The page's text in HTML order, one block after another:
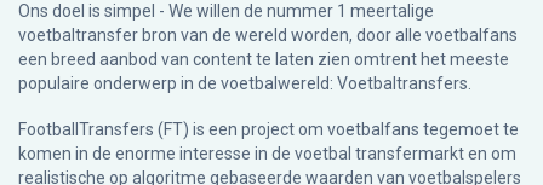
Ons doel is simpel - We willen de nummer 1 meertalige
voetbaltransfer bron van de wereld worden, door alle voetbalfans
een breed aanbod van content te laten zien omtrent het meeste
populaire onderwerp in de voetbalwereld: Voetbaltransfers.
FootballTransfers (FT) is een project om voetbalfans tegemoet te
komen in de enorme interesse in de voetbal transfermarkt en om
realistische op algoritme gebaseerde waarden van voetbalspelers